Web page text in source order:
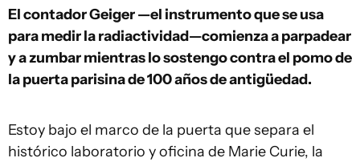
El contador Geiger —el instrumento que se usa
para medir la radiactividad—comienza a parpadear
y a zumbar mientras lo sostengo contra el pomo de
la puerta parisina de 100 años de antigüedad.
Estoy bajo el marco de la puerta que separa el
histórico laboratorio y oficina de Marie Curie, la